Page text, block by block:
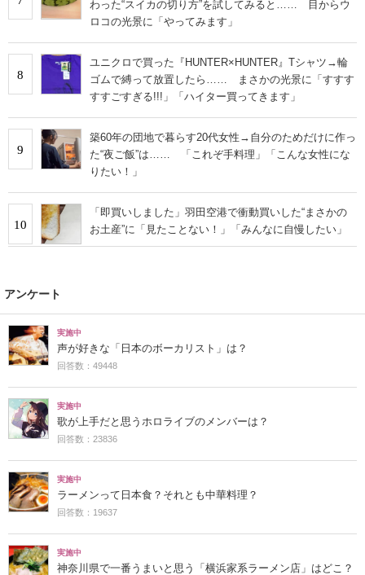
わった“スイカの切り方”を試してみると…… 目からウ
ロコの光景に「やってみます」
8
ユニクロで買った『HUNTER×HUNTER』Tシャツ→輪
ゴムで縛って放置したら…… まさかの光景に「すすす
すすごすぎる!!!」「ハイター買ってきます」
9
築60年の団地で暮らす20代女性→自分のためだけに作っ
た“夜ご飯”は…… 「これぞ手料理」「こんな女性にな
りたい！」
10
「即買いしました」羽田空港で衝動買いした“まさかの
お土産”に「見たことない！」「みんなに自慢したい」
アンケート
実施中
声が好きな「日本のボーカリスト」は？
回答数：49448
実施中
歌が上手だと思うホロライブのメンバーは？
回答数：23836
実施中
ラーメンって日本食？それとも中華料理？
回答数：19637
実施中
神奈川県で一番うまいと思う「横浜家系ラーメン店」はどこ？